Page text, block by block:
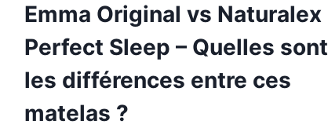
Emma Original vs Naturalex
Perfect Sleep – Quelles sont
les différences entre ces
matelas ?